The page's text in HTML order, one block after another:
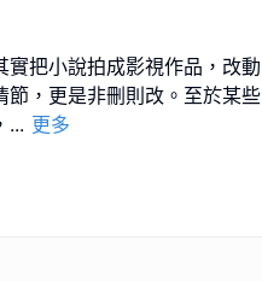
把小說拍成影視作品，改動
節，更是非刪則改。至於某些
... 更多